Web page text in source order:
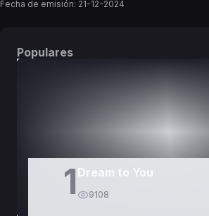
Fecha de emisión: 21-12-2024
Populares
1 Dream to You
9108